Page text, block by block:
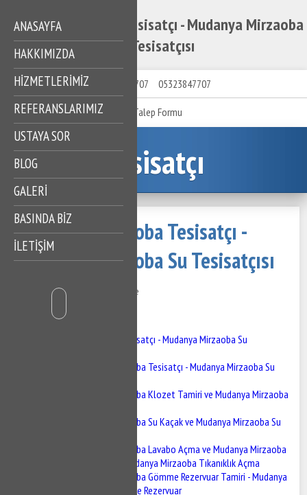
Mudanya Mirzaoba Tesisatçı - Mudanya Mirzaoba
Su Tesisatçısı
ANASAYFA
HAKKIMIZDA
HIZMETLERIMIZ
REFERANSLARIMIZ
USTAYA SOR
BLOG
GALERİ
BASINDA BİZ
İLETİŞİM
05323847707 05323847707
Talep Formu
Tesisatçı
Mudanya Mirzaoba Tesisatçı -
Mudanya Mirzaoba Su Tesisatçısı
15 Kasım 2020 525 Görüntüleme
İçindekiler
Mudanya Mirzaoba Tesisatçı - Mudanya Mirzaoba Su
Mudanya Mirzaoba Tesisatçı - Mudanya Mirzaoba Su
Mudanya Mirzaoba Klozet Tamiri ve Mudanya Mirzaoba
Mudanya Mirzaoba Su Kaçak ve Mudanya Mirzaoba Su
Mudanya Mirzaoba Lavabo Açma ve Mudanya Mirzaoba
Gider Açma - Mudanya Mirzaoba Tıkanıklık Açma
Mudanya Mirzaoba Gömme Rezervuar Tamiri - Mudanya
Mirzaoba Gömme Rezervuar